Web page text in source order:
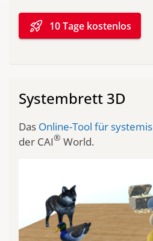
rocket_launch 10 Tage kostenlos
Systembrett 3D
Das Online-Tool für
der CAI® World.